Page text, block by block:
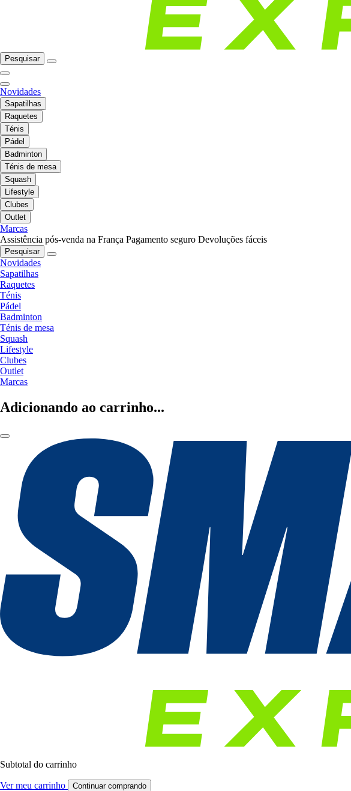
Pesquisar
Novidades
Sapatilhas
Raquetes
Ténis
Pádel
Badminton
Ténis de mesa
Squash
Lifestyle
Clubes
Outlet
Marcas
Assistência pós-venda na França Pagamento seguro Devoluções fáceis
Pesquisar
Novidades
Sapatilhas
Raquetes
Ténis
Pádel
Badminton
Ténis de mesa
Squash
Lifestyle
Clubes
Outlet
Marcas
Adicionando ao carrinho...
Subtotal do carrinho
Ver meu carrinho Continuar comprando